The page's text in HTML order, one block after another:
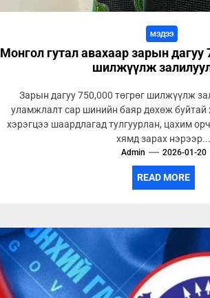
МЭДЭЭ
Монгол гутал авахаар зарын дагуу
шилжүүлж
Зарын дагуу 750,000 төгрөг шилжүүлж
уламжлалт сар шинийн баяр дөхөж буйтай
хэрэгцээ шаардлагад тулгуурлан, цахим
хямд зарах нэрээр...
Admin 2026-01-20
READ MORE